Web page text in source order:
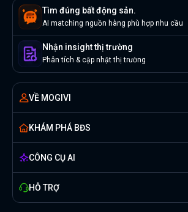
Tìm đúng bất động sản.
AI matching nguồn hàng phù hợp nhu cầu
Nhận insight thị trường
Phân tích & cập nhật thị trường
VỀ MOGIVI
KHÁM PHÁ BĐS
CÔNG CỤ AI
HỖ TRỢ